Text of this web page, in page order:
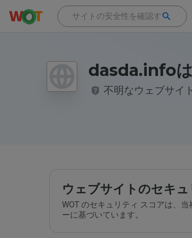
dasda.infoは
不明なウェブサイト
ウェブサイトのセキ
WOT のセキュリティ スコアは、
ーに基づいています。